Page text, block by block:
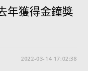
年獲得金鐘獎
2022-03-14 17:02:38